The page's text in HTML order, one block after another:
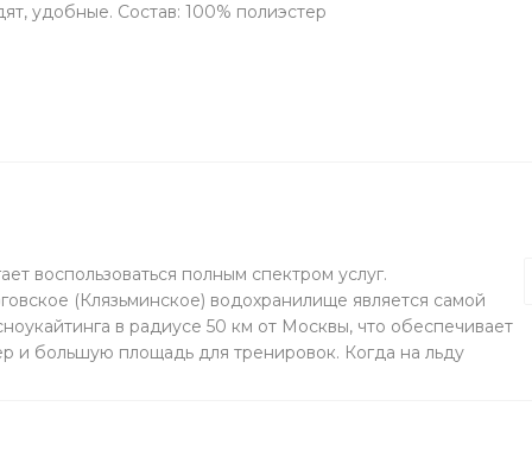
удобные. Состав: 100% полиэстер
воспользоваться полным спектром услуг.
(Клязьминское) водохранилище является самой
в радиусе 50 км от Москвы, что обеспечивает
и большую площадь для тренировок. Когда на льду